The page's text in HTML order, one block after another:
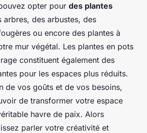
opter pour des plantes
arbres, des arbustes, des
ou encore des plantes à
mur végétal. Les plantes en pots
constituent également des
pour les espaces plus réduits.
de vos goûts et de vos besoins,
de transformer votre espace
havre de paix. Alors
parler votre créativité et